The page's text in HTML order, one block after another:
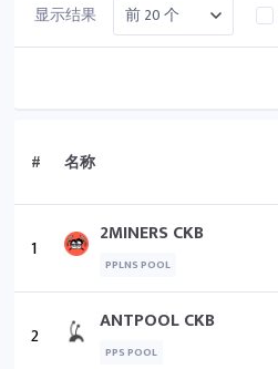
显示结果
# 名称
1 2MINERS CKB
PPLNS POOL
2 ANTPOOL CKB
PPS POOL